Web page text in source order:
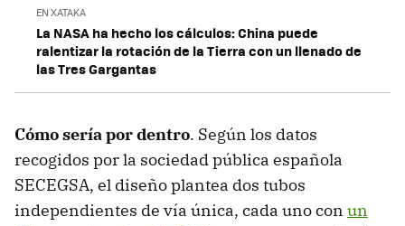
EN XATAKA
La NASA ha hecho los cálculos: China puede
ralentizar la rotación de la Tierra con un llenado de
las Tres Gargantas
Cómo sería por dentro. Según los datos
recogidos por la sociedad pública española
SECEGSA, el diseño plantea dos tubos
independientes de vía única, cada uno con un